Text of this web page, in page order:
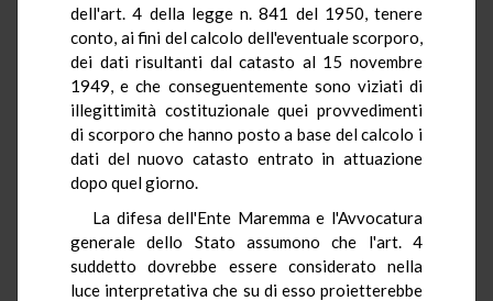
dell'art. 4 della legge n. 841 del 1950, tenere
conto, ai fini del calcolo dell'eventuale scorporo,
dei dati risultanti dal catasto al 15 novembre
1949, e che conseguentemente sono viziati di
illegittimità costituzionale quei provvedimenti
di scorporo che hanno posto a base del calcolo i
dati del nuovo catasto entrato in attuazione
dopo quel giorno.
La difesa dell'Ente Maremma e l'Avvocatura
generale dello Stato assumono che l'art. 4
suddetto dovrebbe essere considerato nella
luce interpretativa che su di esso proietterebbe